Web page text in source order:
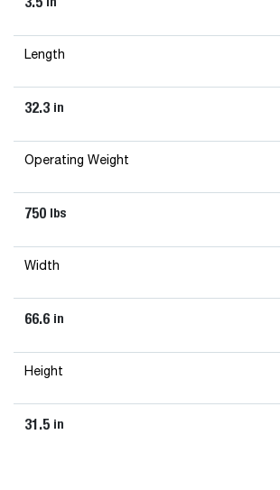
Length
32.3 in
Operating Weight
750 lbs
Width
66.6 in
Height
31.5 in